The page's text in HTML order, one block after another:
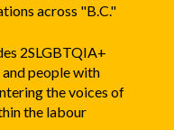
across "B.C."
2SLGBTQIA+
people with
the voices of
the labour